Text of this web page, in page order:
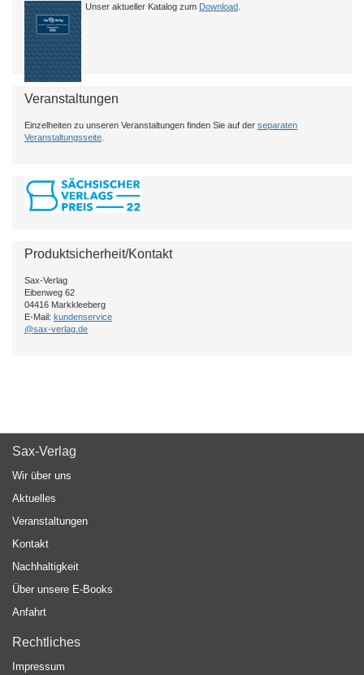
Unser aktueller Katalog zum Download
Veranstaltungen
Einzelheiten zu unseren Veranstaltungen finden Sie auf der separaten
Veranstaltungsseite
Produktsicherheit/Kontakt
Sax-Verlag
Eibenweg 62
04416 Markkleeberg
E-Mail: kundenservice
@sax-verlag.de
Sax-Verlag
Wir über uns
Aktuelles
Veranstaltungen
Kontakt
Nachhaltigkeit
Über unsere E-Books
Anfahrt
Rechtliches
Impressum